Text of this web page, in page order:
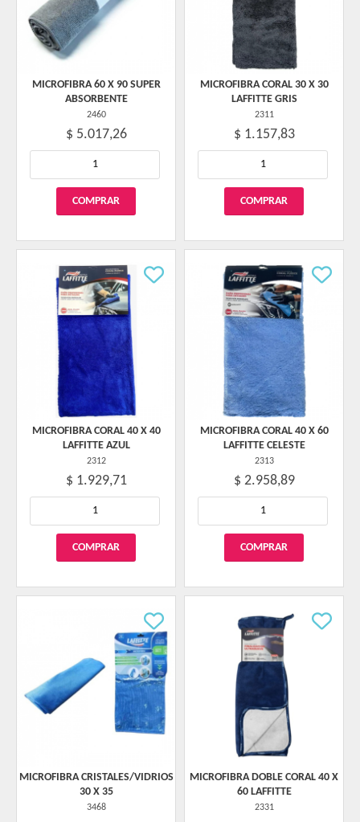
MICROFIBRA 60 X 90 SUPER
ABSORBENTE
2460
$ 5.017,26
MICROFIBRA CORAL 30 X 30
LAFFITTE GRIS
2311
$ 1.157,83
MICROFIBRA CORAL 40 X 40
LAFFITTE AZUL
2312
$ 1.929,71
MICROFIBRA CORAL 40 X 60
LAFFITTE CELESTE
2313
$ 2.958,89
MICROFIBRA CRISTALES/VIDRIOS
30 X 35
3468
MICROFIBRA DOBLE CORAL 40 X
60 LAFFITTE
2331